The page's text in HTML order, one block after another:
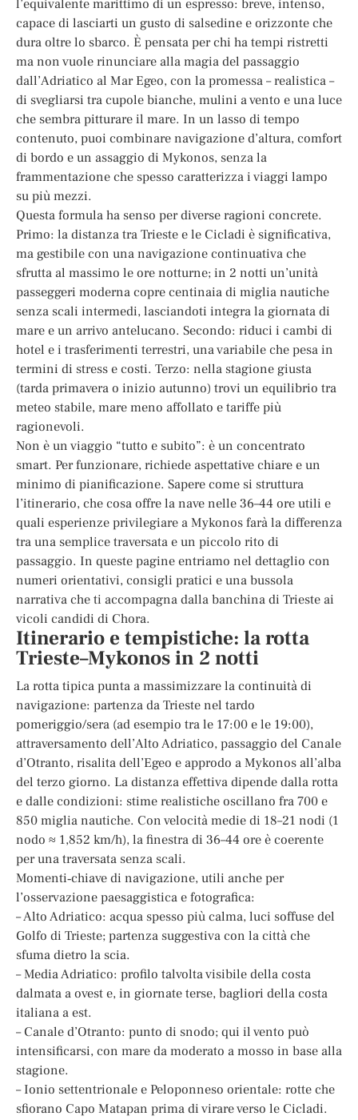
l’equivalente marittimo di un espresso: breve, intenso,
capace di lasciarti un gusto di salsedine e orizzonte che
dura oltre lo sbarco. È pensata per chi ha tempi ristretti
ma non vuole rinunciare alla magia del passaggio
dall’Adriatico al Mar Egeo, con la promessa – realistica –
di svegliarsi tra cupole bianche, mulini a vento e una luce
che sembra pitturare il mare. In un lasso di tempo
contenuto, puoi combinare navigazione d’altura, comfort
di bordo e un assaggio di Mykonos, senza la
frammentazione che spesso caratterizza i viaggi lampo
su più mezzi.
Questa formula ha senso per diverse ragioni concrete.
Primo: la distanza tra Trieste e le Cicladi è significativa,
ma gestibile con una navigazione continuativa che
sfrutta al massimo le ore notturne; in 2 notti un’unità
passeggeri moderna copre centinaia di miglia nautiche
senza scali intermedi, lasciandoti integra la giornata di
mare e un arrivo antelucano. Secondo: riduci i cambi di
hotel e i trasferimenti terrestri, una variabile che pesa in
termini di stress e costi. Terzo: nella stagione giusta
(tarda primavera o inizio autunno) trovi un equilibrio tra
meteo stabile, mare meno affollato e tariffe più
ragionevoli.
Non è un viaggio “tutto e subito”: è un concentrato
smart. Per funzionare, richiede aspettative chiare e un
minimo di pianificazione. Sapere come si struttura
l’itinerario, che cosa offre la nave nelle 36–44 ore utili e
quali esperienze privilegiare a Mykonos farà la differenza
tra una semplice traversata e un piccolo rito di
passaggio. In queste pagine entriamo nel dettaglio con
numeri orientativi, consigli pratici e una bussola
narrativa che ti accompagna dalla banchina di Trieste ai
vicoli candidi di Chora.
Itinerario e tempistiche: la rotta
Trieste–Mykonos in 2 notti
La rotta tipica punta a massimizzare la continuità di
navigazione: partenza da Trieste nel tardo
pomeriggio/sera (ad esempio tra le 17:00 e le 19:00),
attraversamento dell’Alto Adriatico, passaggio del Canale
d’Otranto, risalita dell’Egeo e approdo a Mykonos all’alba
del terzo giorno. La distanza effettiva dipende dalla rotta
e dalle condizioni: stime realistiche oscillano fra 700 e
850 miglia nautiche. Con velocità medie di 18–21 nodi (1
nodo ≈ 1,852 km/h), la finestra di 36–44 ore è coerente
per una traversata senza scali.
Momenti‑chiave di navigazione, utili anche per
l’osservazione paesaggistica e fotografica:
– Alto Adriatico: acqua spesso più calma, luci soffuse del
Golfo di Trieste; partenza suggestiva con la città che
sfuma dietro la scia.
– Media Adriatico: profilo talvolta visibile della costa
dalmata a ovest e, in giornate terse, bagliori della costa
italiana a est.
– Canale d’Otranto: punto di snodo; qui il vento può
intensificarsi, con mare da moderato a mosso in base alla
stagione.
– Ionio settentrionale e Peloponneso orientale: rotte che
sfiorano Capo Matapan prima di virare verso le Cicladi.